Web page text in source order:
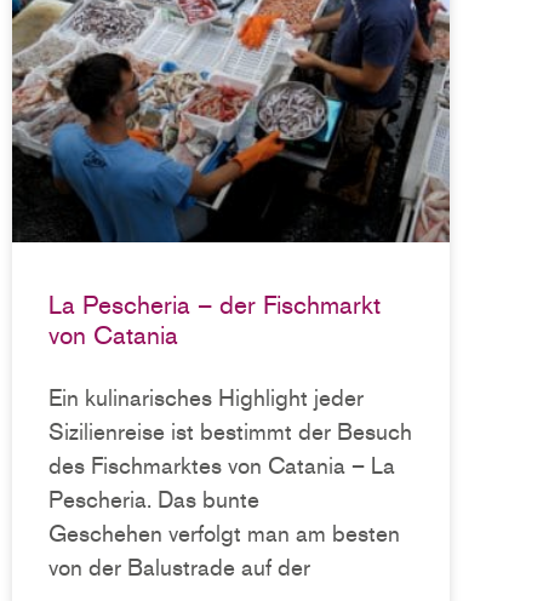
La Pescheria – der Fischmarkt
von Catania
Ein kulinarisches Highlight jeder
Sizilienreise ist bestimmt der Besuch
des Fischmarktes von Catania – La
Pescheria. Das bunte
Geschehen verfolgt man am besten
von der Balustrade auf der